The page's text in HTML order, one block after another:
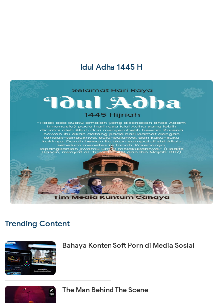
Idul Adha 1445 H
Trending Content
Bahaya Konten Soft Porn di Media Sosial
The Man Behind The Scene